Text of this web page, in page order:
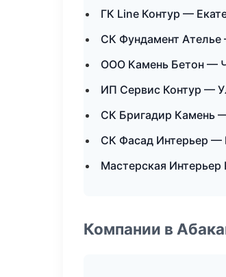
ГК Line Контур —
СК Фундамент
ООО Камень Бетон —
ИП Сервис Контур —
СК Бригадир Камень
СК Фасад Интерьер —
Мастерская
Компании в